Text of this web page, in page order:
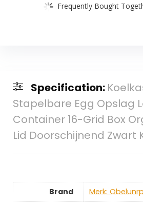
Frequently Bought
Specification:
Stapelbare Egg Opslag
Container 16-Grid Box
Lid Doorschijnend Zwart
Brand Merk: Obelunrp